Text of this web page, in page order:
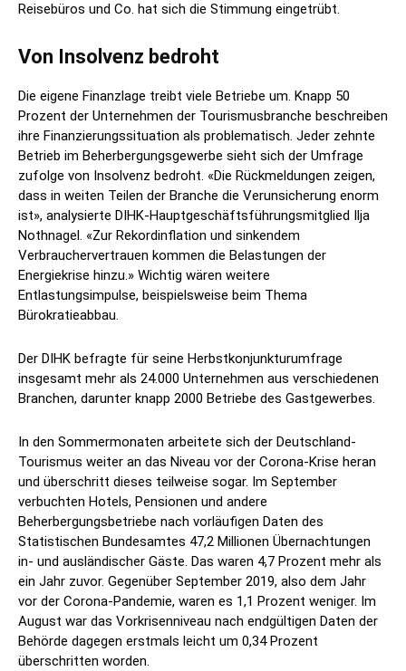
Reisebüros und Co. hat sich die Stimmung eingetrübt.
Von Insolvenz bedroht
Die eigene Finanzlage treibt viele Betriebe um. Knapp 50
Prozent der Unternehmen der Tourismusbranche beschreiben
ihre Finanzierungssituation als problematisch. Jeder zehnte
Betrieb im Beherbergungsgewerbe sieht sich der Umfrage
zufolge von Insolvenz bedroht. «Die Rückmeldungen zeigen,
dass in weiten Teilen der Branche die Verunsicherung enorm
ist», analysierte DIHK-Hauptgeschäftsführungsmitglied Ilja
Nothnagel. «Zur Rekordinflation und sinkendem
Verbrauchervertrauen kommen die Belastungen der
Energiekrise hinzu.» Wichtig wären weitere
Entlastungsimpulse, beispielsweise beim Thema
Bürokratieabbau.
Der DIHK befragte für seine Herbstkonjunkturumfrage
insgesamt mehr als 24.000 Unternehmen aus verschiedenen
Branchen, darunter knapp 2000 Betriebe des Gastgewerbes.
In den Sommermonaten arbeitete sich der Deutschland-
Tourismus weiter an das Niveau vor der Corona-Krise heran
und überschritt dieses teilweise sogar. Im September
verbuchten Hotels, Pensionen und andere
Beherbergungsbetriebe nach vorläufigen Daten des
Statistischen Bundesamtes 47,2 Millionen Übernachtungen
in- und ausländischer Gäste. Das waren 4,7 Prozent mehr als
ein Jahr zuvor. Gegenüber September 2019, also dem Jahr
vor der Corona-Pandemie, waren es 1,1 Prozent weniger. Im
August war das Vorkrisenniveau nach endgültigen Daten der
Behörde dagegen erstmals leicht um 0,34 Prozent
überschritten worden.